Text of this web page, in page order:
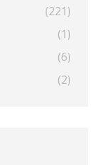
(221)
(1)
(6)
(2)